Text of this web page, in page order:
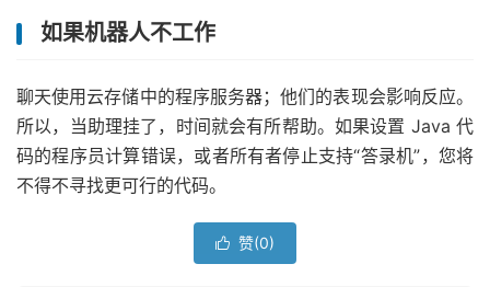
如果机器人不工作
聊天使用云存储中的程序服务器；他们的表现会影响反应。
所以，当助理挂了，时间就会有所帮助。如果设置 Java 代
码的程序员计算错误，或者所有者停止支持“答录机”，您将
不得不寻找更可行的代码。
 赞(0)